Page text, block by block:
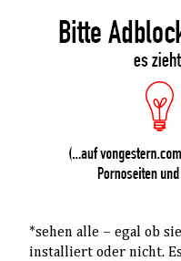
*sehen alle – egal ob
installiert oder nicht.